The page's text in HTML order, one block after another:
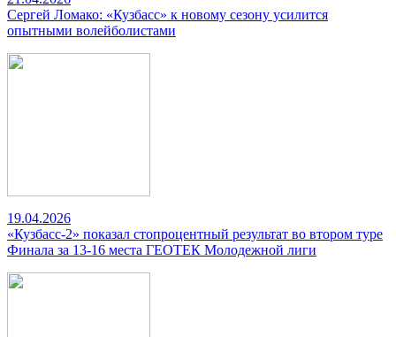
Сергей Ломако: «Кузбасс» к новому сезону усилится
опытными волейболистами
19.04.2026
«Кузбасс-2» показал стопроцентный результат во втором туре
Финала за 13-16 места ГЕОТЕК Молодежной лиги